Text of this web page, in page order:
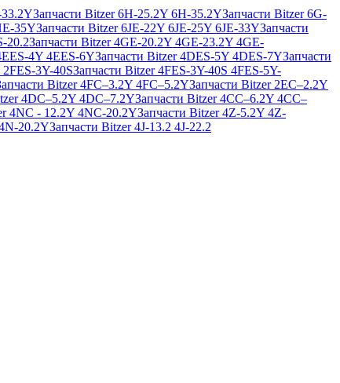
33.2YЗапчасти Bitzer 6H-25.2Y 6H-35.2YЗапчасти Bitzer 6G-
35YЗапчасти Bitzer 6JE-22Y 6JE-25Y 6JE-33YЗапчасти
20.2Запчасти Bitzer 4GE-20.2Y 4GE-23.2Y 4GE-
4Y 4EES-6YЗапчасти Bitzer 4DES-5Y 4DES-7YЗапчасти
3Y-40SЗапчасти Bitzer 4FES-3Y-40S 4FES-5Y-
Bitzer 4FC–3.2Y 4FC–5.2YЗапчасти Bitzer 2EC–2.2Y
4DC–5.2Y 4DC–7.2YЗапчасти Bitzer 4CC–6.2Y 4CC–
4NC - 12.2Y 4NC-20.2YЗапчасти Bitzer 4Z-5.2Y 4Z-
20.2YЗапчасти Bitzer 4J‐13.2 4J‐22.2